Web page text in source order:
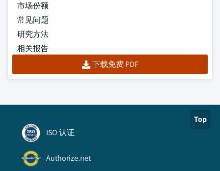
市场份额
常见问题
研究方法
相关报告
下载免费 PDF
Top
ISO 认证
Authorize.net